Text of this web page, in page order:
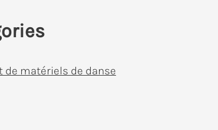
de matériels de danse